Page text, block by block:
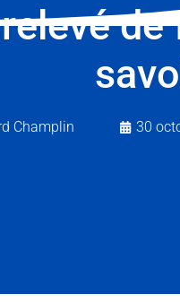
Champlin 30